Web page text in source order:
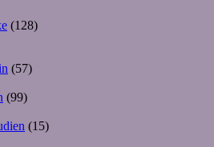
(128)
(57)
(99)
(15)